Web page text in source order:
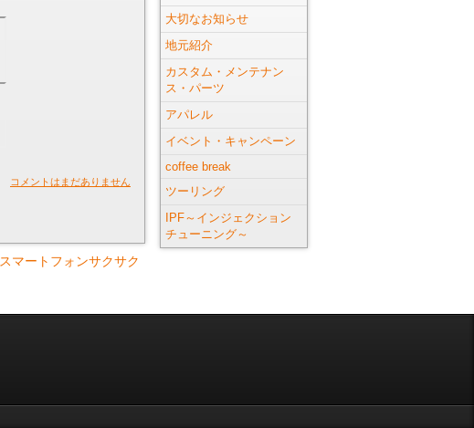
コメントはまだありません
スマートフォンサクサク
大切なお知らせ
地元紹介
カスタム・メンテナン
ス・パーツ
アパレル
イベント・キャンペーン
coffee break
ツーリング
IPF～インジェクション
チューニング～